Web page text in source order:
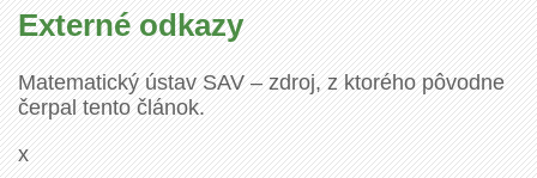
Externé odkazy
Matematický ústav SAV – zdroj, z ktorého pôvodne
čerpal tento článok.
x